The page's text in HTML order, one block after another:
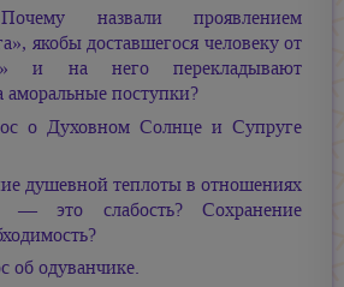
назвали проявлением
якобы доставшегося человеку от
и на него перекладывают
аморальные поступки?
о Духовном Солнце и Супруге
душевной теплоты в отношениях
это слабость? Сохранение
об одуванчике.